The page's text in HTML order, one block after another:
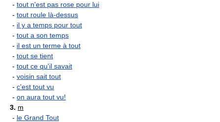
- tout n'est pas rose pour lui
- tout roule là-dessus
- il y a temps pour tout
- tout a son temps
- il est un terme à tout
- tout se tient
- tout ce qu'il savait
- voisin sait tout
- c'est tout vu
- on aura tout vu!
3. m
- le Grand Tout